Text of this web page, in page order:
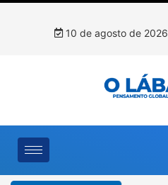
10 de agosto de 2026